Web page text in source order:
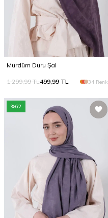
Mürdüm Duru Şal
1.299,99TL499,99 TL 34 Renk
%62